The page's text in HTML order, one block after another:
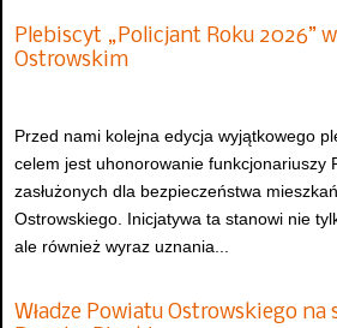
Plebiscyt „Policjant Roku 2026”
Ostrowskim
Przed nami kolejna edycja wyjątkowego
celem jest uhonorowanie funkcjonariuszy
zasłużonych dla bezpieczeństwa
Ostrowskiego. Inicjatywa ta stanowi nie
ale również wyraz uznania...
Władze Powiatu Ostrowskiego na